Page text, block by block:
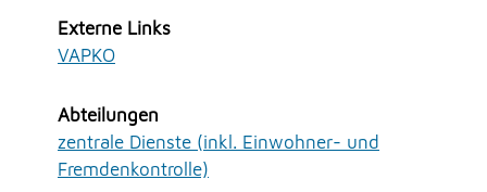
TELEFON
Externe Links
VAPKO
Abteilungen
zentrale Dienste (inkl. Einwohner- und
Fremdenkontrolle)